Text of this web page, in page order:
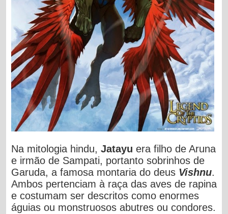
Na mitologia hindu,Jatayuera filho de Aruna
e irmão de Sampati, portanto sobrinhos de
Garuda, a famosa montaria do deus Vishnu.
Ambos pertenciam à raça das aves de rapina
e costumam ser descritos como enormes
águias ou monstruosos abutres ou condores.